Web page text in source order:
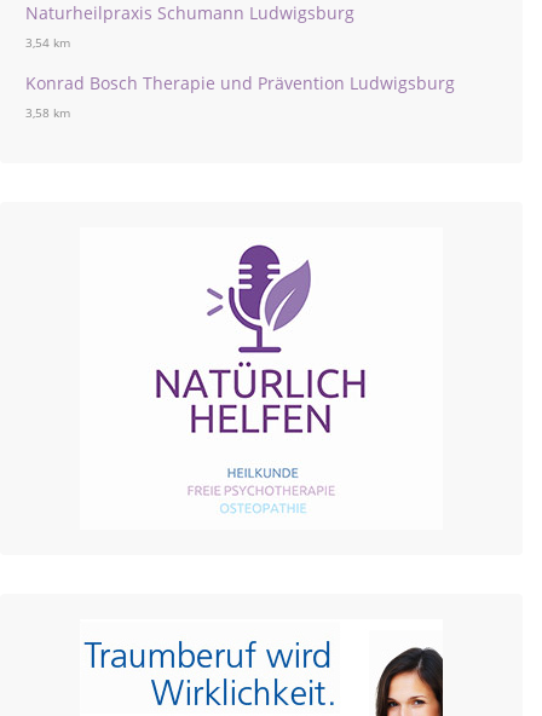
Naturheilpraxis Schumann Ludwigsburg
3,54 km
Konrad Bosch Therapie und Prävention Ludwigsburg
3,58 km